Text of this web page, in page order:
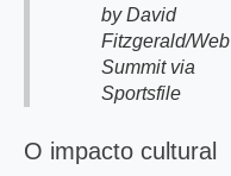
by David
Fitzgerald/Web
Summit via
Sportsfile
O impacto cultural